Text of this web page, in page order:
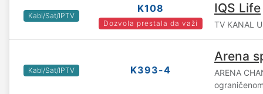
Kabl/Sat/IPTV
K108
Dozvola prestala da važi
IQS Life
TV KANAL
Kabl/Sat/IPTV K393-4
Arena
ARENA